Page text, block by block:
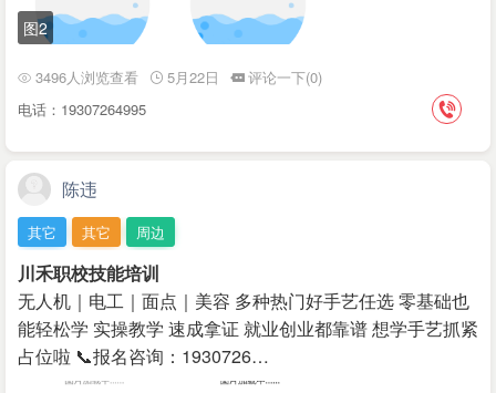
图2
3496人浏览查看 5月22日
评论一下(0)
电话：19307264995
陈违
其它 其它 周边
川禾职校技能培训
无人机｜电工｜面点｜美容 多种热门好手艺任选 零基础也
能轻松学 实操教学 速成拿证 就业创业都靠谱 想学手艺抓紧
占位啦 📞报名咨询：1930726…